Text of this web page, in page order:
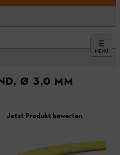
MENÜ
Ø 3,0 mm
Jetzt Produkt bewerten